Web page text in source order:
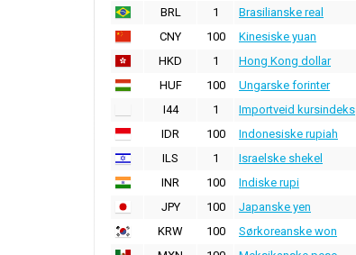
BRL
1 Brasilianske real
CNY
100 Kinesiske yuan
HKD
1 Hong Kong dollar
HUF
100 Ungarske forinter
I44
1 Importveid kursindeks
IDR
100 Indonesiske rupiah
ILS
1 Israelske shekel
INR
100 Indiske rupi
JPY
100 Japanske yen
KRW
100 Sørkoreanske won